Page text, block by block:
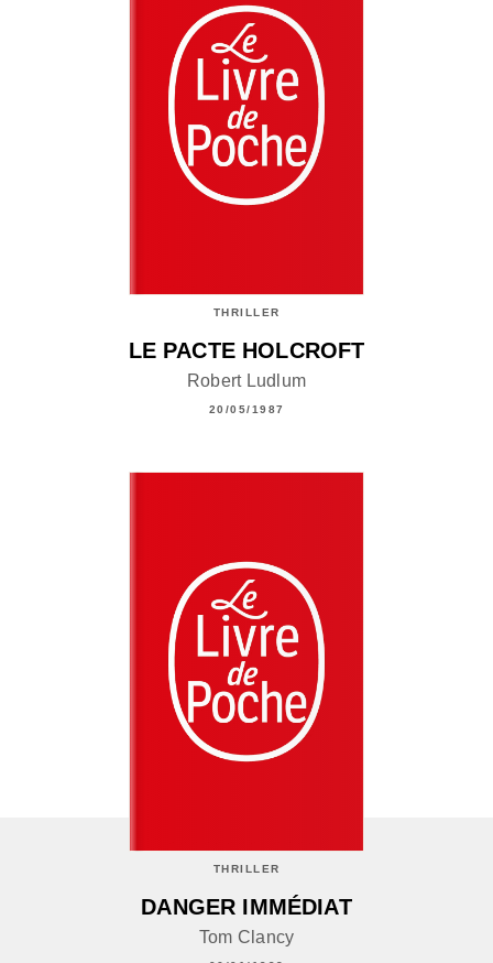
THRILLER
LE PACTE HOLCROFT
Robert Ludlum
20/05/1987
THRILLER
DANGER IMMÉDIAT
Tom Clancy